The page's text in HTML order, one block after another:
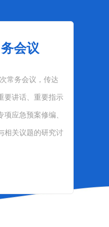
会议
常务会议，传达
要讲话、重要指示
应急预案修编、
相关议题的研究讨